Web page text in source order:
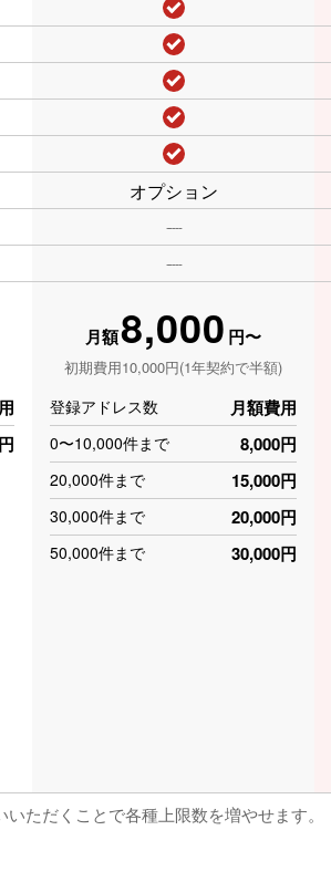
オプション
-----
-----
月額8,000 円〜
初期費用10,000円(1年契約で半額)
登録アドレス数 月額費用
0〜10,000件まで 8,000円
20,000件まで 15,000円
30,000件まで 20,000円
50,000件まで 30,000円
ただくことで各種上限数を増やせます。